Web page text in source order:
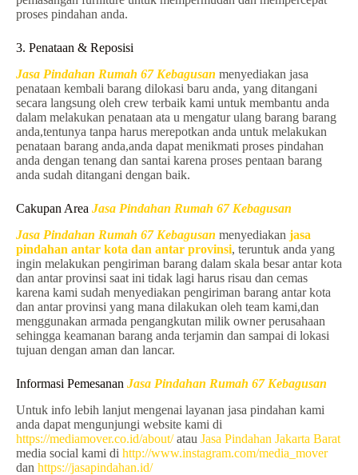
proses pindahan anda.
3. Penataan & Reposisi
Jasa Pindahan Rumah 67 Kebagusan menyediakan jasa
penataan kembali barang dilokasi baru anda, yang ditangani
secara langsung oleh crew terbaik kami untuk membantu anda
dalam melakukan penataan ata u mengatur ulang barang barang
anda,tentunya tanpa harus merepotkan anda untuk melakukan
penataan barang anda,anda dapat menikmati proses pindahan
anda dengan tenang dan santai karena proses pentaan barang
anda sudah ditangani dengan baik.
Cakupan Area Jasa Pindahan Rumah 67 Kebagusan
Jasa Pindahan Rumah 67 Kebagusan menyediakan jasa
pindahan antar kota dan antar provinsi, teruntuk anda yang
ingin melakukan pengiriman barang dalam skala besar antar kota
dan antar provinsi saat ini tidak lagi harus risau dan cemas
karena kami sudah menyediakan pengiriman barang antar kota
dan antar provinsi yang mana dilakukan oleh team kami,dan
menggunakan armada pengangkutan milik owner perusahaan
sehingga keamanan barang anda terjamin dan sampai di lokasi
tujuan dengan aman dan lancar.
Informasi Pemesanan Jasa Pindahan Rumah 67 Kebagusan
Untuk info lebih lanjut mengenai layanan jasa pindahan kami
anda dapat mengunjungi website kami di
https://mediamover.co.id/about/atau Jasa Pindahan Jakarta Barat
media social kami di http://www.instagram.com/media_mover
dan https://jasapindahan.id/